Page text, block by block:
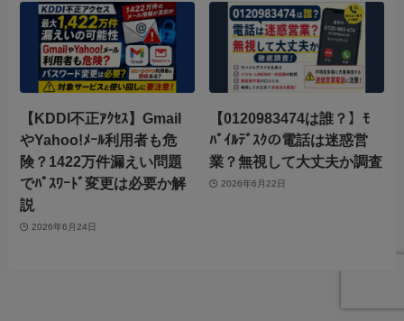
【KDDI不正ｱｸｾｽ】Gmail
やYahoo!ﾒｰﾙ利用者も危
険？1422万件漏えい問題
でﾊﾟｽﾜｰﾄﾞ変更は必要か解
説
2026年6月24日
【0120983474は誰？】ﾓ
ﾊﾞｲﾙﾃﾞｽｸの電話は迷惑営
業？無視して大丈夫か調査
2026年6月22日